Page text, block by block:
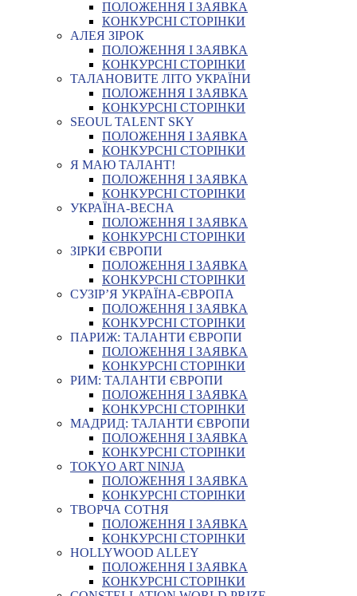
ПОЛОЖЕННЯ І ЗАЯВКА
КОНКУРСНІ СТОРІНКИ
АЛЕЯ ЗІРОК
ПОЛОЖЕННЯ І ЗАЯВКА
КОНКУРСНІ СТОРІНКИ
ТАЛАНОВИТЕ ЛІТО УКРАЇНИ
ПОЛОЖЕННЯ І ЗАЯВКА
КОНКУРСНІ СТОРІНКИ
SEOUL TALENT SKY
ПОЛОЖЕННЯ І ЗАЯВКА
КОНКУРСНІ СТОРІНКИ
Я МАЮ ТАЛАНТ!
ПОЛОЖЕННЯ І ЗАЯВКА
КОНКУРСНІ СТОРІНКИ
УКРАЇНА-ВЕСНА
ПОЛОЖЕННЯ І ЗАЯВКА
КОНКУРСНІ СТОРІНКИ
ЗІРКИ ЄВРОПИ
ПОЛОЖЕННЯ І ЗАЯВКА
КОНКУРСНІ СТОРІНКИ
СУЗІР’Я УКРАЇНА-ЄВРОПА
ПОЛОЖЕННЯ І ЗАЯВКА
КОНКУРСНІ СТОРІНКИ
ПАРИЖ: ТАЛАНТИ ЄВРОПИ
ПОЛОЖЕННЯ І ЗАЯВКА
КОНКУРСНІ СТОРІНКИ
РИМ: ТАЛАНТИ ЄВРОПИ
ПОЛОЖЕННЯ І ЗАЯВКА
КОНКУРСНІ СТОРІНКИ
МАДРИД: ТАЛАНТИ ЄВРОПИ
ПОЛОЖЕННЯ І ЗАЯВКА
КОНКУРСНІ СТОРІНКИ
TOKYO ART NINJA
ПОЛОЖЕННЯ І ЗАЯВКА
КОНКУРСНІ СТОРІНКИ
ТВОРЧА СОТНЯ
ПОЛОЖЕННЯ І ЗАЯВКА
КОНКУРСНІ СТОРІНКИ
HOLLYWOOD ALLEY
ПОЛОЖЕННЯ І ЗАЯВКА
КОНКУРСНІ СТОРІНКИ